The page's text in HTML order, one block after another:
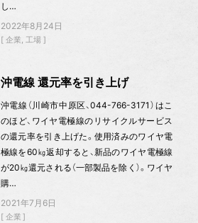
し…
2022年8月24日
企業 工場
沖電線 還元率を引き上げ
沖電線（川崎市中原区、044-766-3171）はこ
のほど、ワイヤ電極線のリサイクルサービス
の還元率を引き上げた。使用済みのワイヤ電
極線を60㎏返却すると、新品のワイヤ電極線
が20㎏還元される（一部製品を除く）。ワイヤ
購…
2021年7月6日
企業